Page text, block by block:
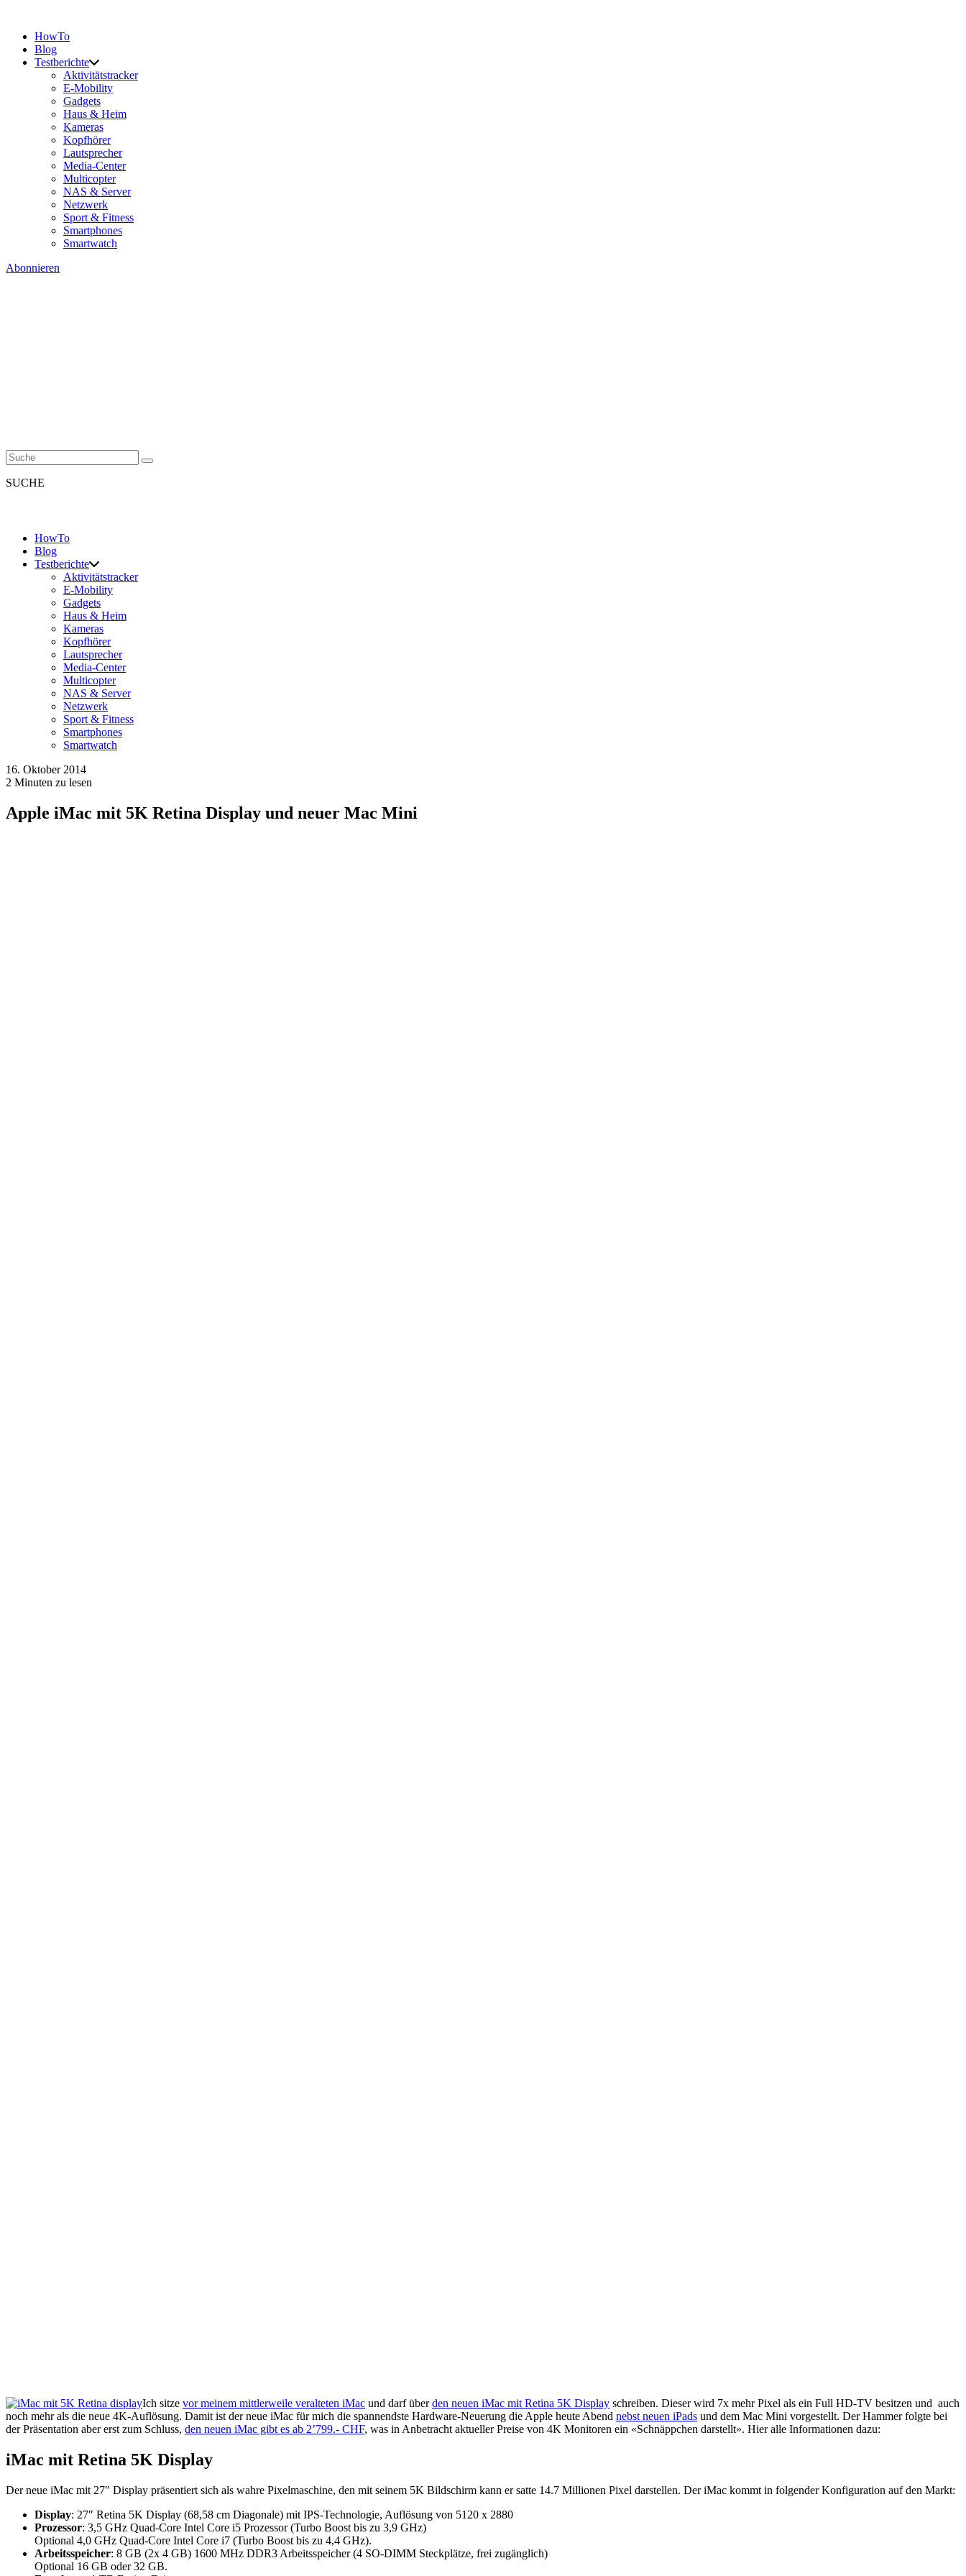
HowTo
Blog
Testberichte
Aktivitätstracker
E-Mobility
Gadgets
Haus & Heim
Kameras
Kopfhörer
Lautsprecher
Media-Center
Multicopter
NAS & Server
Netzwerk
Sport & Fitness
Smartphones
Smartwatch
Abonnieren
SUCHE
HowTo
Blog
Testberichte
Aktivitätstracker
E-Mobility
Gadgets
Haus & Heim
Kameras
Kopfhörer
Lautsprecher
Media-Center
Multicopter
NAS & Server
Netzwerk
Sport & Fitness
Smartphones
Smartwatch
16. Oktober 2014
2 Minuten zu lesen
Apple iMac mit 5K Retina Display und neuer Mac Mini
Ich sitze vor meinem mittlerweile veralteten iMac und darf überden neuen iMac mit Retina 5K Display schreiben. Dieser wird 7x mehr Pixel als ein Full HD-TV besitzen und auch
noch mehr als die neue 4K-Auflösung. Damit ist der neue iMac für mich die spannendste Hardware-Neuerung die Apple heute Abend nebst neuen iPads und dem Mac Mini vorgestellt. Der Hammer folgte bei
der Präsentation aber erst zum Schluss, den neuen iMac gibt es ab 2’799.- CHF, was in Anbetracht aktueller Preise von 4K Monitoren ein «Schnäppchen darstellt». Hier alle Informationen dazu:
iMac mit Retina 5K Display
Der neue iMac mit 27″ Display präsentiert sich als wahre Pixelmaschine, den mit seinem 5K Bildschirm kann er satte 14.7 Millionen Pixel darstellen. Der iMac kommt in folgender Konfiguration auf den Markt:
Display: 27″ Retina 5K Display (68,58 cm Diagonale) mit IPS-Technologie, Auflösung von 5120 x 2880
Prozessor: 3,5 GHz Quad-Core Intel Core i5 Prozessor (Turbo Boost bis zu 3,9 GHz)
Optional 4,0 GHz Quad-Core Intel Core i7 (Turbo Boost bis zu 4,4 GHz).
Arbeitsspeicher: 8 GB (2x 4 GB) 1600 MHz DDR3 Arbeitsspeicher (4 SO‑DIMM Steckplätze, frei zugänglich)
Optional 16 GB oder 32 GB.